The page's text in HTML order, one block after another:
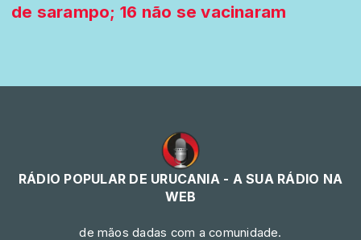
de sarampo; 16 não se vacinaram
RÁDIO POPULAR DE URUCANIA - A SUA RÁDIO NA
WEB
de mãos dadas com a comunidade.